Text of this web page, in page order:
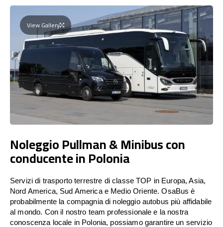
View Gallery
Noleggio Pullman & Minibus con
conducente in Polonia
Servizi di trasporto terrestre di classe TOP in Europa, Asia,
Nord America, Sud America e Medio Oriente. OsaBus è
probabilmente la compagnia di noleggio autobus più affidabile
al mondo. Con il nostro team professionale e la nostra
conoscenza locale in Polonia, possiamo garantire un servizio